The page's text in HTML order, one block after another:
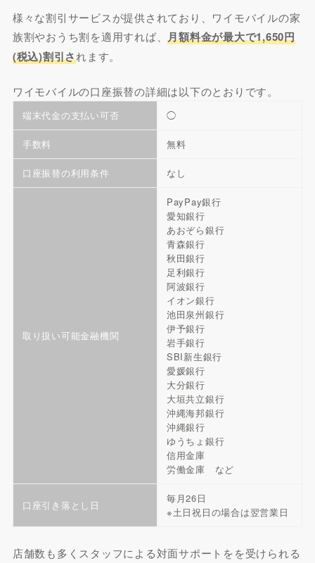
様々な割引サービスが提供されており、ワイモバイルの家
族割やおうち割を適用すれば、 月額料金が最大で1,650円
(税込)割引されます。
ワイモバイルの口座振替の詳細は以下のとおりです。
端末代金の支払い可否 ◯
手数料 無料
口座振替の利用条件 なし
取り扱い可能金融機関
PayPay銀行
愛知銀行
あおぞら銀行
青森銀行
秋田銀行
足利銀行
阿波銀行
イオン銀行
池田泉州銀行
伊予銀行
岩手銀行
SBI新生銀行
愛媛銀行
大分銀行
大垣共立銀行
沖縄海邦銀行
沖縄銀行
ゆうちょ銀行
信用金庫
労働金庫 など
口座引き落とし日
毎月26日
※土日祝日の場合は翌営業日
店舗数も多くスタッフによる対面サポートをを受けられる